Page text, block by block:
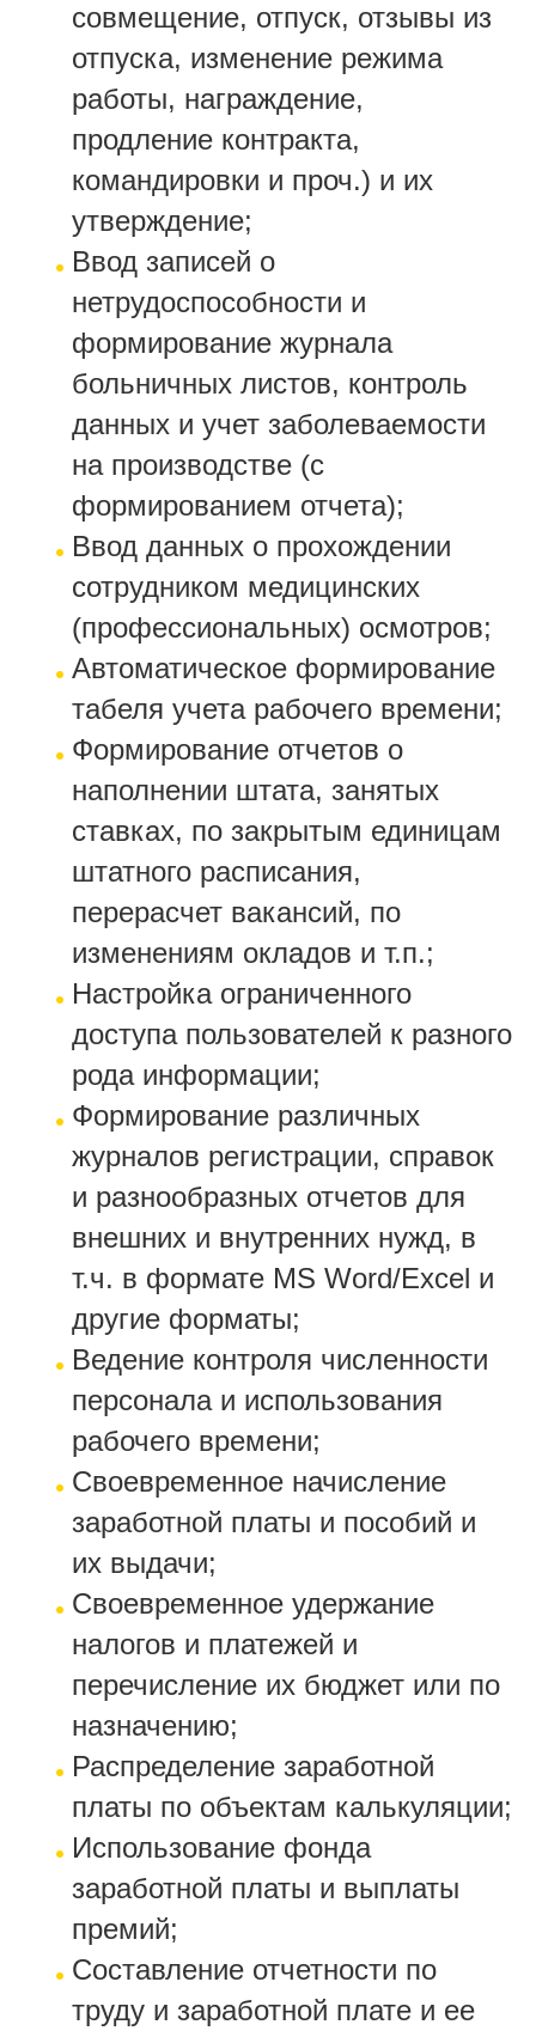
совмещение, отпуск, отзывы из
отпуска, изменение режима
работы, награждение,
продление контракта,
командировки и проч.) и их
утверждение;
Ввод записей о
нетрудоспособности и
формирование журнала
больничных листов, контроль
данных и учет заболеваемости
на производстве (с
формированием отчета);
Ввод данных о прохождении
сотрудником медицинских
(профессиональных) осмотров;
Автоматическое формирование
табеля учета рабочего времени;
Формирование отчетов о
наполнении штата, занятых
ставках, по закрытым единицам
штатного расписания,
перерасчет вакансий, по
изменениям окладов и т.п.;
Настройка ограниченного
доступа пользователей к разного
рода информации;
Формирование различных
журналов регистрации, справок
и разнообразных отчетов для
внешних и внутренних нужд, в
т.ч. в формате MS Word/Excel и
другие форматы;
Ведение контроля численности
персонала и использования
рабочего времени;
Своевременное начисление
заработной платы и пособий и
их выдачи;
Своевременное удержание
налогов и платежей и
перечисление их бюджет или по
назначению;
Распределение заработной
платы по объектам калькуляции;
Использование фонда
заработной платы и выплаты
премий;
Составление отчетности по
труду и заработной плате и ее